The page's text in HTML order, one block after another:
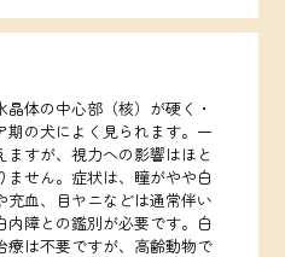
体の中心部（核）が硬く・
期の犬によく見られます。一
すが、視力への影響はほと
せん。症状は、瞳がやや白
充血、目ヤニなどは通常伴い
内障との鑑別が必要です。白
療は不要ですが、高齢動物で